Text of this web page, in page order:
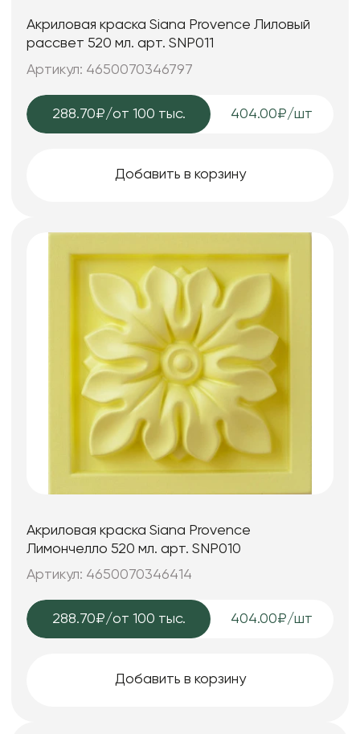
Акриловая краска Siana Provence Лиловый
рассвет 520 мл. арт. SNP011
Артикул: 4650070346797
288.70₽/от 100 тыс. 404.00₽/шт
Добавить в корзину
Акриловая краска Siana Provence
Лимончелло 520 мл. арт. SNP010
Артикул: 4650070346414
288.70₽/от 100 тыс. 404.00₽/шт
Добавить в корзину